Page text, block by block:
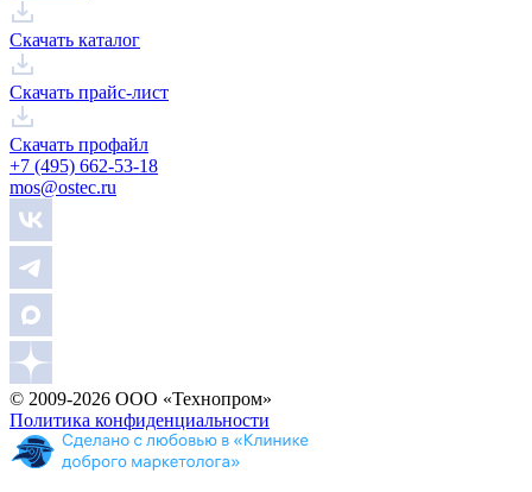
Скачать каталог
Скачать прайс-лист
Скачать профайл
+7 (495) 662-53-18
mos@ostec.ru
© 2009-2026 ООО «Технопром»
Политика конфиденциальности